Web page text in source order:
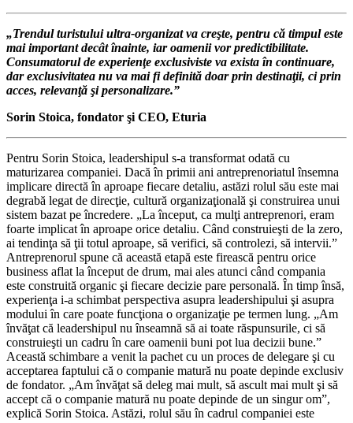
„Trendul turistului ultra-organizat va creşte, pentru că timpul este
mai important decât înainte, iar oamenii vor predictibilitate.
Consumatorul de experienţe exclusiviste va exista în continuare,
dar exclusivitatea nu va mai fi definită doar prin destinaţii, ci prin
acces, relevanţă şi personalizare.”
Sorin Stoica, fondator şi CEO, Eturia
Pentru Sorin Stoica, leadershipul s-a transformat odată cu
maturizarea companiei. Dacă în primii ani antreprenoriatul însemna
implicare directă în aproape fiecare detaliu, astăzi rolul său este mai
degrabă legat de direcţie, cultură organizaţională şi construirea unui
sistem bazat pe încredere. „La început, ca mulţi antreprenori, eram
foarte implicat în aproape orice detaliu. Când construieşti de la zero,
ai tendinţa să ţii totul aproape, să verifici, să controlezi, să intervii.”
Antreprenorul spune că această etapă este firească pentru orice
business aflat la început de drum, mai ales atunci când compania
este construită organic şi fiecare decizie pare personală. În timp însă,
experienţa i-a schimbat perspectiva asupra leadershipului şi asupra
modului în care poate funcţiona o organizaţie pe termen lung. „Am
învăţat că leadershipul nu înseamnă să ai toate răspunsurile, ci să
construieşti un cadru în care oamenii buni pot lua decizii bune.”
Această schimbare a venit la pachet cu un proces de delegare şi cu
acceptarea faptului că o companie matură nu poate depinde exclusiv
de fondator. „Am învăţat să deleg mai mult, să ascult mai mult şi să
accept că o companie matură nu poate depinde de un singur om”,
explică Sorin Stoica. Astăzi, rolul său în cadrul companiei este